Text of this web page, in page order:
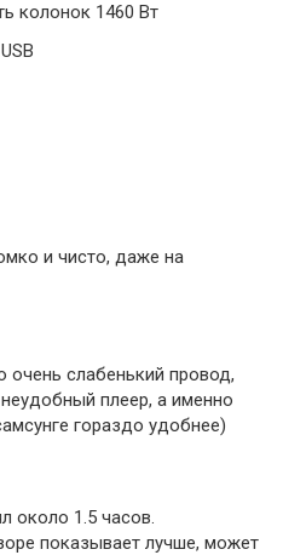
колонок 1460 Вт
и чисто, даже на
очень слабенький провод,
плеер, а именно
гораздо удобнее)
около 1.5 часов.
показывает лучше, может